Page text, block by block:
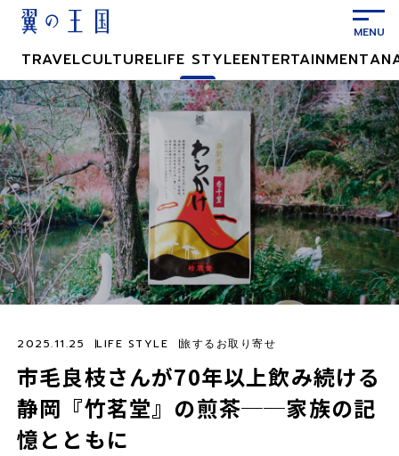
ン
テ
ン
ツ
に
ス
キ
ッ
プ
TRAVELCULTURELIFE STYLEENTERTAINMENT
市毛良枝さんが70年以上飲み続ける
静岡『竹茗堂』の煎茶──家族の記
憶とともに
2025.11.25 LIFE STYLE 旅するお取り寄せ